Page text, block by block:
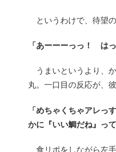
というわけで、待望の
「あーーーっっ！ は
うまいというより、
丸。一口目の反応が、
「めちゃくちゃアレっ
かに『いい鯛だね』っ
食リポをしながら左